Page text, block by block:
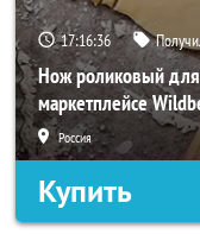
17:16:34
Нож роликовый для
маркетплейсе
Россия
Купить